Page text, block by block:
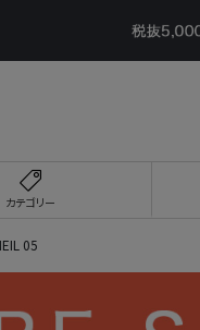
カテゴリー
05